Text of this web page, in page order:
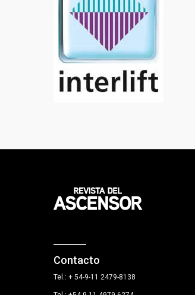
Contacto
Tel.: + 54-9-11 2479-8138